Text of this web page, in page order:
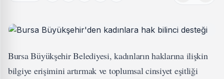
Bursa Büyükşehir Belediyesi, kadınların haklarına ilişkin
bilgiye erişimini artırmak ve toplumsal cinsiyet eşitliği